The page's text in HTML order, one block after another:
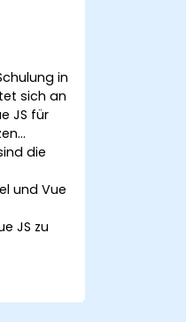
in
sich an
JS für
die
und Vue
JS zu